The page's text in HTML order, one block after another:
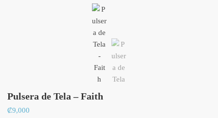
Pulsera de Tela – Faith
₡9,000